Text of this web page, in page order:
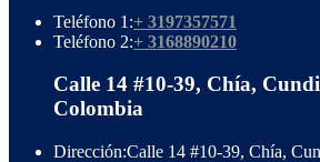
Teléfono 1:+ 3197357571
Teléfono 2:+ 3168890210
Calle 14 #10-39, Chía,
Colombia
Dirección:Calle 14 #10-39, Chía,